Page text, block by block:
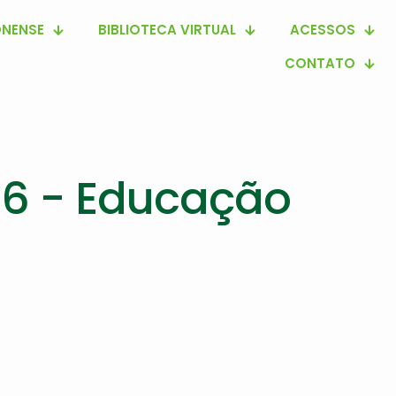
BIBLIOTECA VIRTUAL
ACESSOS
CONTATO
- Educação